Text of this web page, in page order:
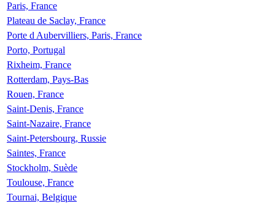
Paris, France
Plateau de Saclay, France
Porte d Aubervilliers, Paris, France
Porto, Portugal
Rixheim, France
Rotterdam, Pays-Bas
Rouen, France
Saint-Denis, France
Saint-Nazaire, France
Saint-Petersbourg, Russie
Saintes, France
Stockholm, Suède
Toulouse, France
Tournai, Belgique